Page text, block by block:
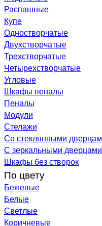
Распашные
Купе
Одностворчатые
Двухстворчатые
Трехстворчатые
Четырехстворчатые
Угловые
Шкафы пеналы
Пеналы
Модули
Стелажи
Со стеклянными
С зеркальными дверцами
Шкафы без створок
По цвету
Бежевые
Белые
Светлые
Коричневые